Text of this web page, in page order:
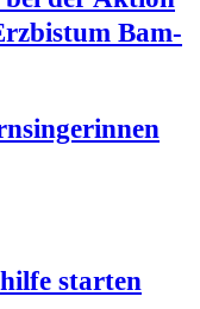
Bam­
star­ten